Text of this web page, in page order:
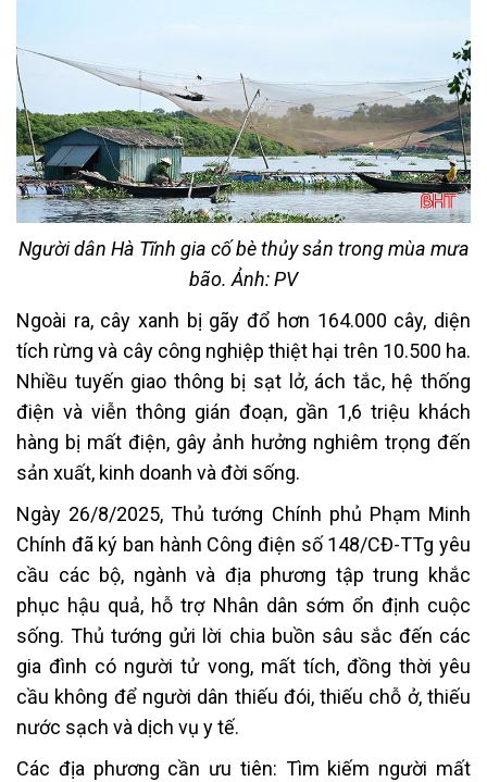
Người dân Hà Tĩnh gia cố bè thủy sản trong mùa mưa
bão. Ảnh: PV
Ngoài ra, cây xanh bị gãy đổ hơn 164.000 cây, diện
tích rừng và cây công nghiệp thiệt hại trên 10.500 ha.
Nhiều tuyến giao thông bị sạt lở, ách tắc, hệ thống
điện và viễn thông gián đoạn, gần 1,6 triệu khách
hàng bị mất điện, gây ảnh hưởng nghiêm trọng đến
sản xuất, kinh doanh và đời sống.
Ngày 26/8/2025, Thủ tướng Chính phủ Phạm Minh
Chính đã ký ban hành Công điện số 148/CĐ-TTg yêu
cầu các bộ, ngành và địa phương tập trung khắc
phục hậu quả, hỗ trợ Nhân dân sớm ổn định cuộc
sống. Thủ tướng gửi lời chia buồn sâu sắc đến các
gia đình có người tử vong, mất tích, đồng thời yêu
cầu không để người dân thiếu đói, thiếu chỗ ở, thiếu
nước sạch và dịch vụ y tế.
Các địa phương cần ưu tiên: Tìm kiếm người mất